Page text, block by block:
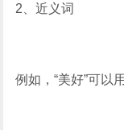
2、近义词
例如，“美好”可以